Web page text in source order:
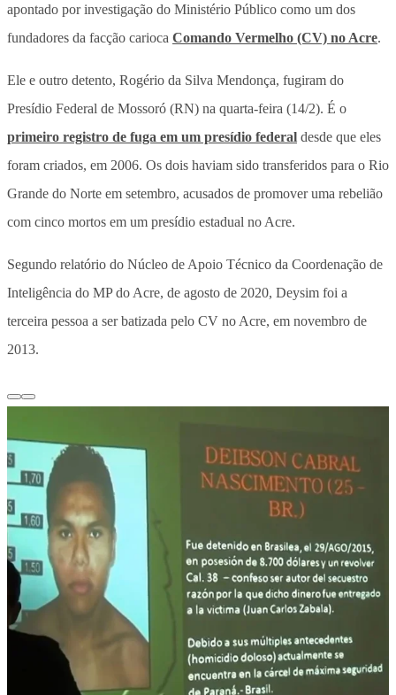
apontado por investigação do Ministério Público como um dos
fundadores da facção carioca Comando Vermelho (CV) no Acre.
Ele e outro detento, Rogério da Silva Mendonça, fugiram do
Presídio Federal de Mossoró (RN) na quarta-feira (14/2). É o
primeiro registro de fuga em um presídio federal desde que eles
foram criados, em 2006. Os dois haviam sido transferidos para o Rio
Grande do Norte em setembro, acusados de promover uma rebelião
com cinco mortos em um presídio estadual no Acre.
Segundo relatório do Núcleo de Apoio Técnico da Coordenação de
Inteligência do MP do Acre, de agosto de 2020, Deysim foi a
terceira pessoa a ser batizada pelo CV no Acre, em novembro de
2013.